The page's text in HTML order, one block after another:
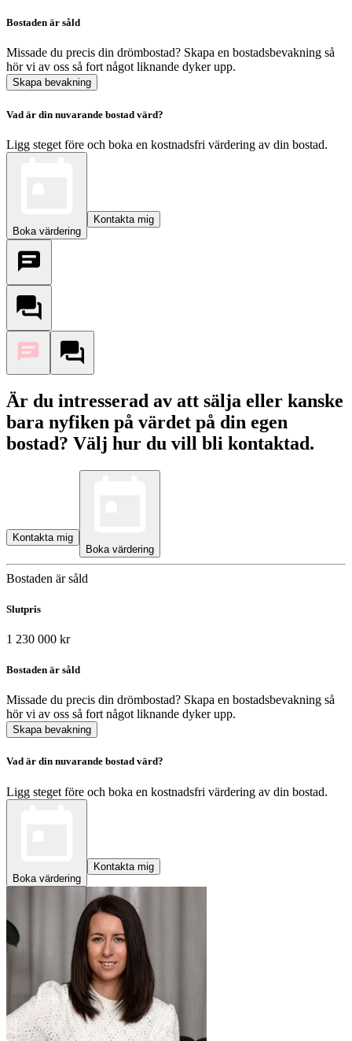
Bostaden är såld
Missade du precis din drömbostad? Skapa en bostadsbevakning så
hör vi av oss så fort något liknande dyker upp.
Skapa bevakning
Vad är din nuvarande bostad värd?
Ligg steget före och boka en kostnadsfri värdering av din bostad.
Boka värdering
Kontakta mig
Är du intresserad av att sälja eller kanske
bara nyfiken på värdet på din egen
bostad? Välj hur du vill bli kontaktad.
Kontakta mig
Boka värdering
Bostaden är såld
Slutpris
1 230 000 kr
Bostaden är såld
Missade du precis din drömbostad? Skapa en bostadsbevakning så
hör vi av oss så fort något liknande dyker upp.
Skapa bevakning
Vad är din nuvarande bostad värd?
Ligg steget före och boka en kostnadsfri värdering av din bostad.
Boka värdering
Kontakta mig